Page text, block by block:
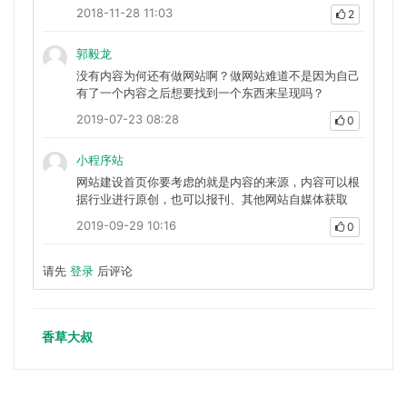
2018-11-28 11:03
2
郭毅龙
没有内容为何还有做网站啊？做网站难道不是因为自己
有了一个内容之后想要找到一个东西来呈现吗？
2019-07-23 08:28
0
小程序站
网站建设首页你要考虑的就是内容的来源，内容可以根
据行业进行原创，也可以报刊、其他网站自媒体获取
2019-09-29 10:16
0
请先 登录 后评论
香草大叔